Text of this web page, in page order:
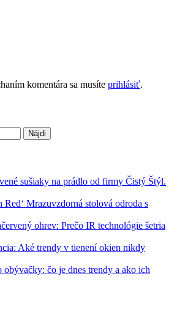
komentára sa musíte prihlásiť.
sušiaky na prádlo od firmy Čistý Štýl.
Red‘ Mrazuvzdorná stolová odroda s
ohrev: Prečo IR technológie šetria
Aké trendy v tienení okien nikdy
obývačky: čo je dnes trendy a ako ich